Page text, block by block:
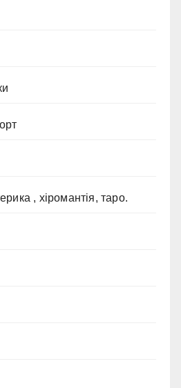
, хіромантія, таро.